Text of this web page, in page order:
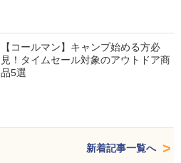
【コールマン】キャンプ始める方必
見！タイムセール対象のアウトドア商
品5選
新着記事一覧へ